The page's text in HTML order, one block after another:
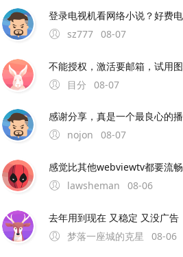
sz777 08-07
目分
08-07
nojon
08-07
感觉比其他webviewtv都要流畅
lawsheman
08-06
去年用到现在 又稳定 又没广告
梦落一座城的克星
08-06